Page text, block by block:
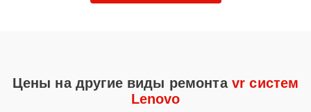
Цены на другие виды ремонта vr систем
Lenovo